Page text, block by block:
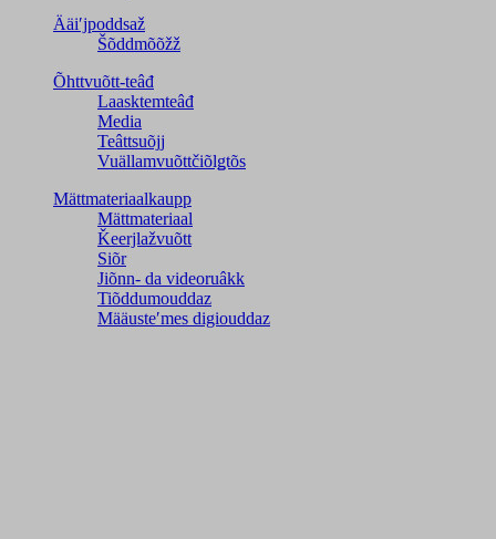
Ääiʹjpoddsaž
Šõddmõõžž
Õhttvuõtt-teâđ
Laasktemteâđ
Media
Teâttsuõjj
Vuällamvuõttčiõlǥtõs
Mättmateriaalkaupp
Mättmateriaal
Ǩeerjlažvuõtt
Siõr
Jiõnn- da videoruâkk
Tiõddumouddaz
Määusteʹmes digiouddaz